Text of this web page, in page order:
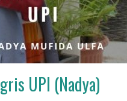
UPI (Nadya)